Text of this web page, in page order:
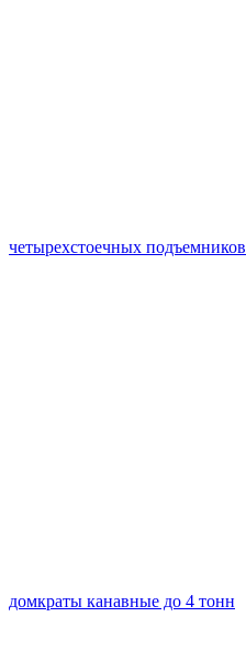
четырехстоечных подъемников
домкраты канавные до 4 тонн